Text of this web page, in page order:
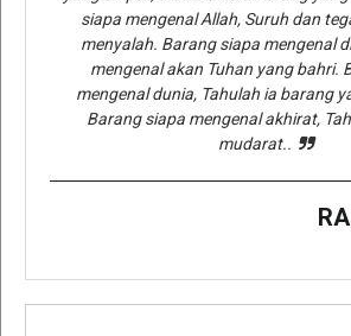
siapa mengenal Allah, Suruh dan
menyalah. Barang siapa mengenal
mengenal akan Tuhan yang bahri.
mengenal dunia, Tahulah ia barang
Barang siapa mengenal akhirat,
mudarat..